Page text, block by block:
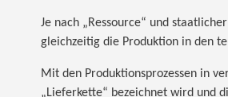
Je nach „Ressource“ und
gleichzeitig die Produktion in den
Mit den Produktionsprozessen in
„Lieferkette“ bezeichnet wird und